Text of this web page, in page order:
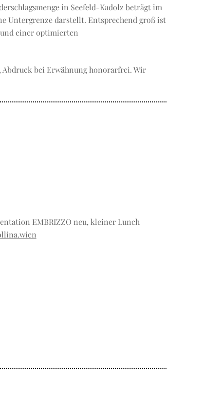
in Seefeld-Kadolz beträgt im
Untergrenze darstellt. Entsprechend groß ist
und einer optimierten
bei Erwähnung honorarfrei. Wir
EMBRIZZO neu, kleiner Lunch